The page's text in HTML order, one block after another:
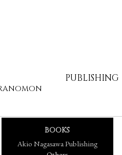
PUBLISHING
BOOKS
Akio Nagasawa Publishing